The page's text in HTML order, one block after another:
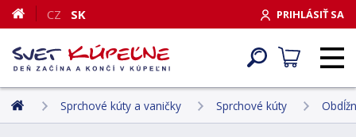
PRIHLÁSIŤ SA
CZ SK
Sprchové kúty a vaničky Sprchové kúty